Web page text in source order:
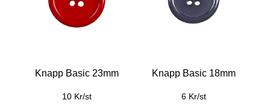
Knapp Basic 23mm
10 Kr/st
Knapp Basic 18mm
6 Kr/st